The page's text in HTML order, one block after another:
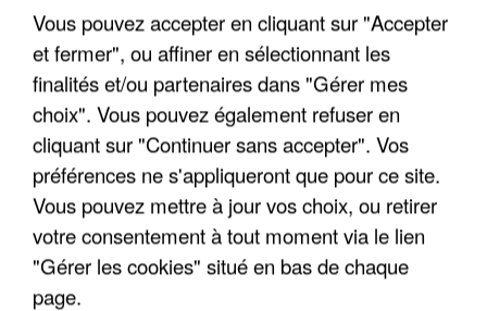
APRÈS TOUTES CES CANICULES, LES REFUGES
DE FAUNE SAUVAGE SONT...
Vous pouvez accepter en cliquant sur "Accepter
et fermer", ou affiner en sélectionnant les
finalités et/ou partenaires dans "Gérer mes
choix". Vous pouvez également refuser en
cliquant sur "Continuer sans accepter". Vos
préférences ne s'appliqueront que pour ce site.
Vous pouvez mettre à jour vos choix, ou retirer
votre consentement à tout moment via le lien
"Gérer les cookies" situé en bas de chaque
page.